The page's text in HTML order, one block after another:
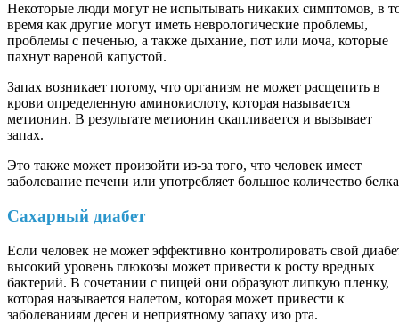
Некоторые люди могут не испытывать никаких симптомов, в
время как другие могут иметь неврологические проблемы,
проблемы с печенью, а также дыхание, пот или моча, которые
пахнут вареной капустой.
Запах возникает потому, что организм не может расщепить в
крови определенную аминокислоту, которая называется
метионин. В результате метионин скапливается и вызывает
запах.
Это также может произойти из-за того, что человек имеет
заболевание печени или употребляет большое количество
Сахарный диабет
Если человек не может эффективно контролировать свой
высокий уровень глюкозы может привести к росту вредных
бактерий. В сочетании с пищей они образуют липкую пленку,
которая называется налетом, которая может привести к
заболеваниям десен и неприятному запаху изо рта.